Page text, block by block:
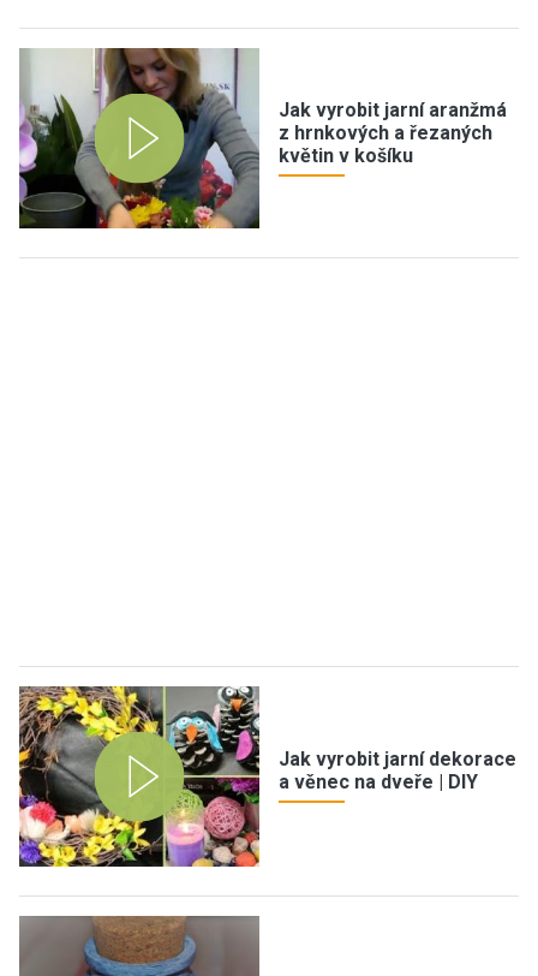
Jak vyrobit jarní aranžmá
z hrnkových a řezaných
květin v košíku
Jak vyrobit jarní dekorace
a věnec na dveře | DIY